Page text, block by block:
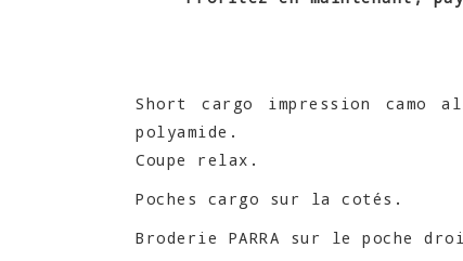
Short cargo impression camo
polyamide.
Coupe relax.
Poches cargo sur la cotés.
Broderie PARRA sur le poche